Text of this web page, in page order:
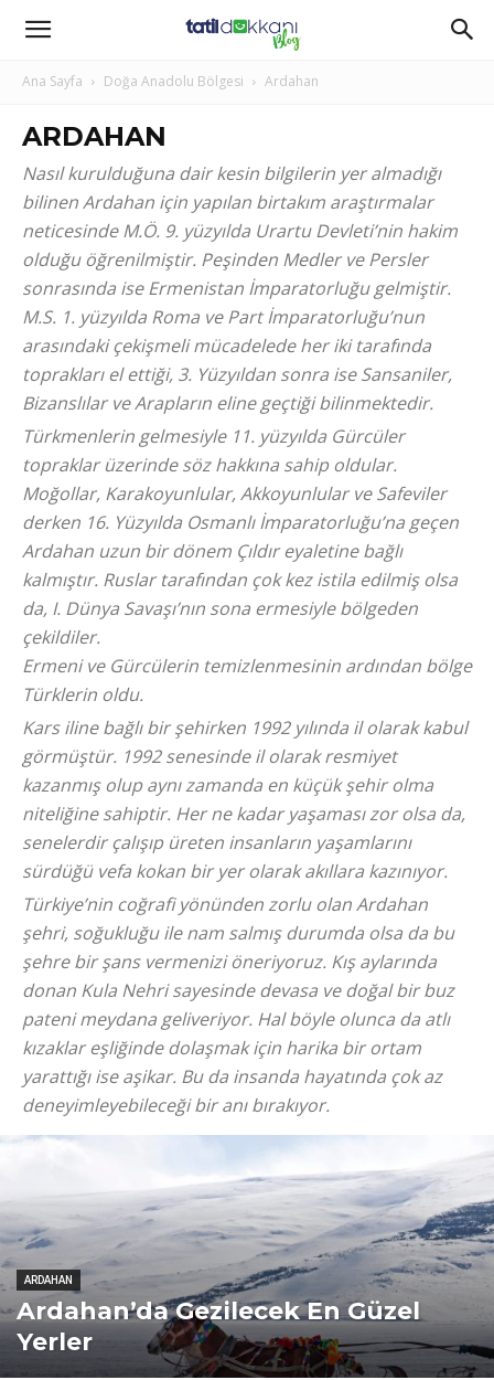
Ana Sayfa Doğa Anadolu Bölgesi Ardahan
ARDAHAN
Nasıl kurulduğuna dair kesin bilgilerin yer almadığı
bilinen Ardahan için yapılan birtakım araştırmalar
neticesinde M.Ö. 9. yüzyılda Urartu Devleti’nin hakim
olduğu öğrenilmiştir. Peşinden Medler ve Persler
sonrasında ise Ermenistan İmparatorluğu gelmiştir.
M.S. 1. yüzyılda Roma ve Part İmparatorluğu’nun
arasındaki çekişmeli mücadelede her iki tarafında
toprakları el ettiği, 3. Yüzyıldan sonra ise Sansaniler,
Bizanslılar ve Arapların eline geçtiği bilinmektedir.
Türkmenlerin gelmesiyle 11. yüzyılda Gürcüler
topraklar üzerinde söz hakkına sahip oldular.
Moğollar, Karakoyunlular, Akkoyunlular ve Safeviler
derken 16. Yüzyılda Osmanlı İmparatorluğu’na geçen
Ardahan uzun bir dönem Çıldır eyaletine bağlı
kalmıştır. Ruslar tarafından çok kez istila edilmiş olsa
da, I. Dünya Savaşı’nın sona ermesiyle bölgeden
çekildiler.
Ermeni ve Gürcülerin temizlenmesinin ardından bölge
Türklerin oldu.
Kars iline bağlı bir şehirken 1992 yılında il olarak kabul
görmüştür. 1992 senesinde il olarak resmiyet
kazanmış olup aynı zamanda en küçük şehir olma
niteliğine sahiptir. Her ne kadar yaşaması zor olsa da,
senelerdir çalışıp üreten insanların yaşamlarını
sürdüğü vefa kokan bir yer olarak akıllara kazınıyor.
Türkiye’nin coğrafi yönünden zorlu olan Ardahan
şehri, soğukluğu ile nam salmış durumda olsa da bu
şehre bir şans vermenizi öneriyoruz. Kış aylarında
donan Kula Nehri sayesinde devasa ve doğal bir buz
pateni meydana geliveriyor. Hal böyle olunca da atlı
kızaklar eşliğinde dolaşmak için harika bir ortam
yarattığı ise aşikar. Bu da insanda hayatında çok az
deneyimleyebileceği bir anı bırakıyor.
ARDAHAN
Ardahan’da Gezilecek En Güzel
Yerler